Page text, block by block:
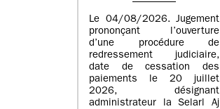
Le 04/08/2026. Jugement
prononçant l’ouverture
d’une procédure de
redressement judiciaire,
date de cessation des
paiements le 20 juillet
2026, désignant
administrateur la Selarl Aj